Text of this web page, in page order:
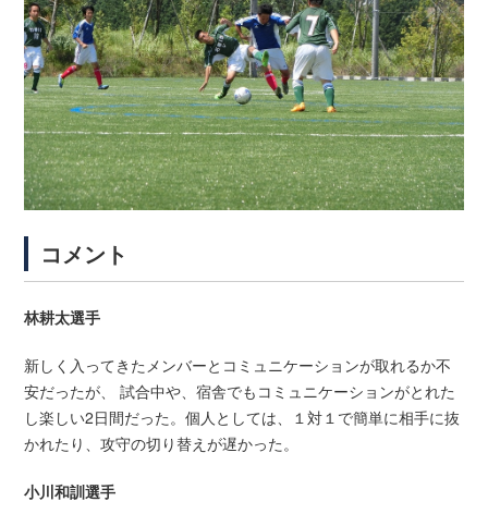
コメント
林耕太選手
新しく入ってきたメンバーとコミュニケーションが取れるか不
安だったが、 試合中や、宿舎でもコミュニケーションがとれた
し楽しい2日間だった。個人としては、１対１で簡単に相手に抜
かれたり、攻守の切り替えが遅かった。
小川和訓選手